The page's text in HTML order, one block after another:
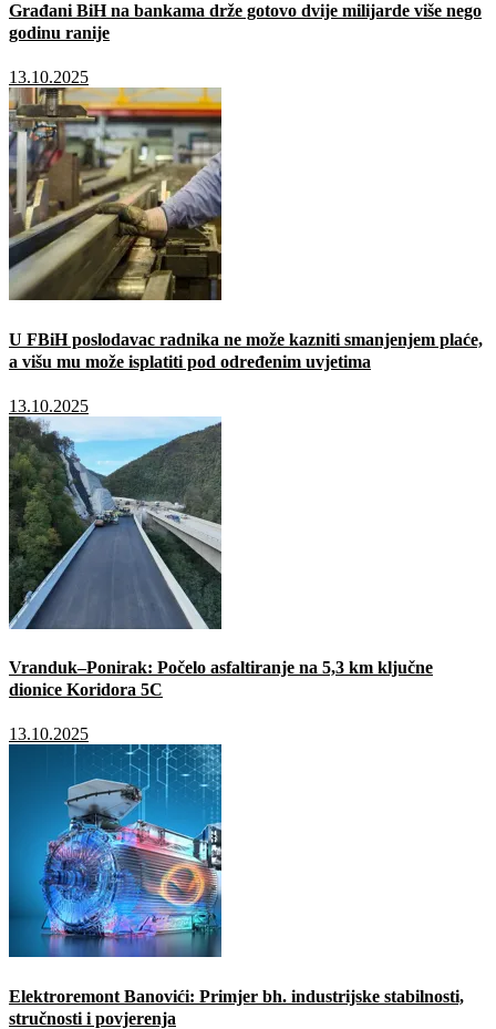
Građani BiH na bankama drže gotovo dvije milijarde više nego
godinu ranije
13.10.2025
U FBiH poslodavac radnika ne može kazniti smanjenjem plaće,
a višu mu može isplatiti pod određenim uvjetima
13.10.2025
Vranduk–Ponirak: Počelo asfaltiranje na 5,3 km ključne
dionice Koridora 5C
13.10.2025
Elektroremont Banovići: Primjer bh. industrijske stabilnosti,
stručnosti i povjerenja